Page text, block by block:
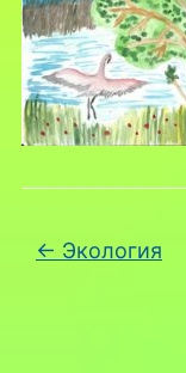
← Экология